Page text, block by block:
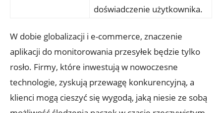
doświadczenie użytkownika.
W dobie⁣ globalizacji i⁤ e-commerce, znaczenie
aplikacji‌ do⁢ monitorowania‍ przesyłek będzie tylko
rosło. Firmy, które inwestują w nowoczesne
technologie, zyskują przewagę konkurencyjną, a
klienci mogą cieszyć się wygodą, jaką niesie⁣ ze sobą